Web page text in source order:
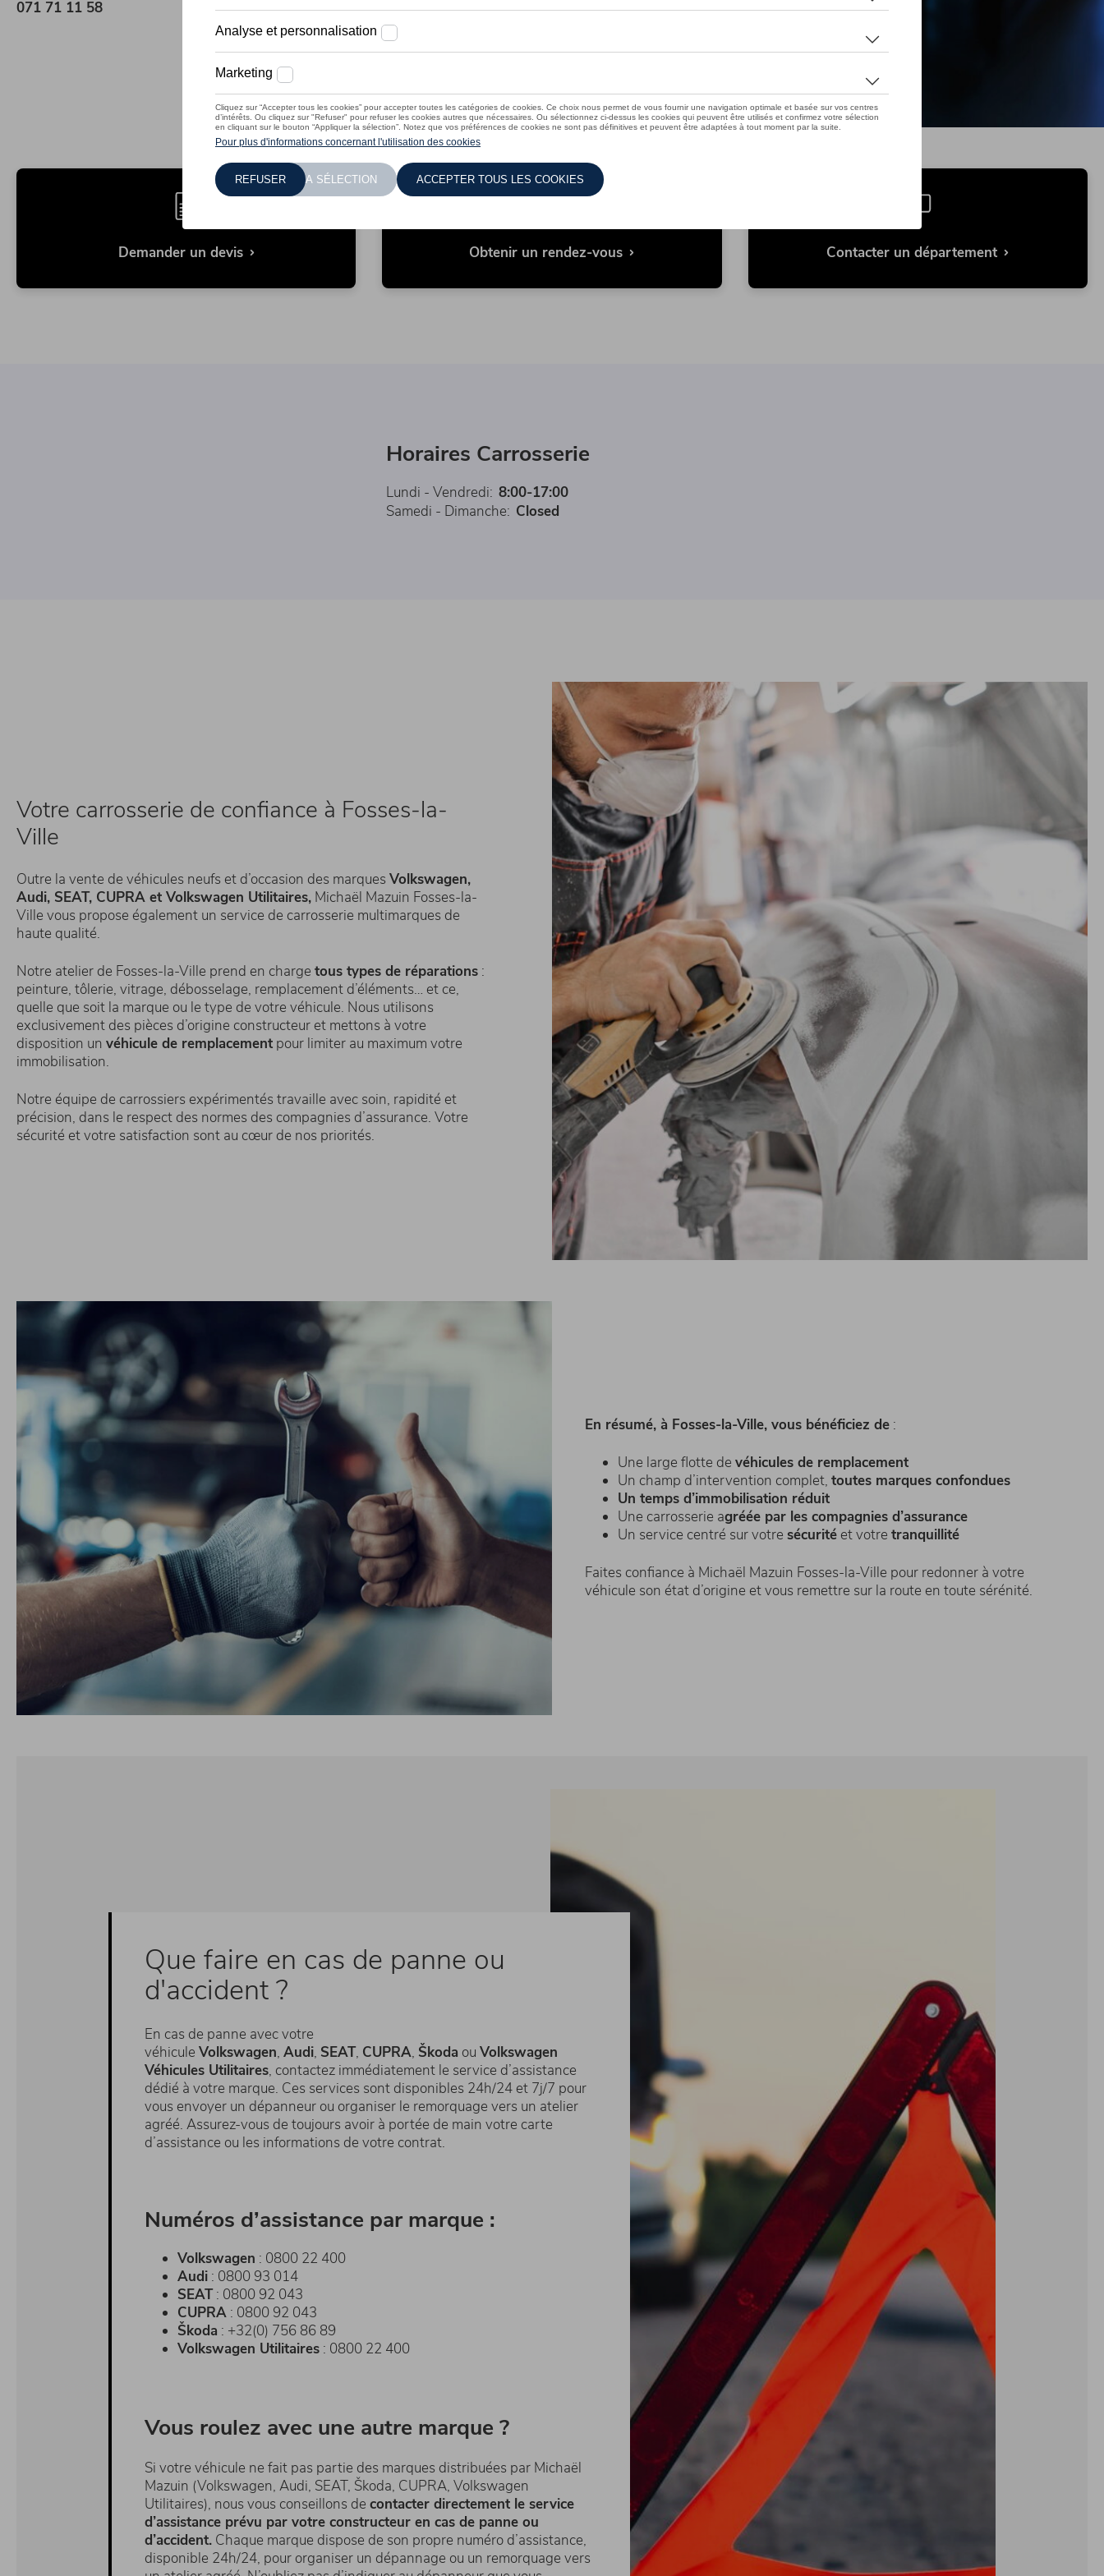
071 71 11 58
Demander un devis Obtenir un rendez-vous Contacter un département
Horaires Carrosserie
Lundi - Vendredi: 8:00-17:00
Samedi - Dimanche: Closed
Votre carrosserie de confiance à Fosses-la-
Ville
Outre la vente de véhicules neufs et d’occasion des marques Volkswagen,
Audi, SEAT, CUPRA et Volkswagen Utilitaires, Michaël Mazuin Fosses-la-
Ville vous propose également un service de carrosserie multimarques de
haute qualité.
Notre atelier de Fosses-la-Ville prend en charge tous types de réparations :
peinture, tôlerie, vitrage, débosselage, remplacement d’éléments… et ce,
quelle que soit la marque ou le type de votre véhicule. Nous utilisons
exclusivement des pièces d’origine constructeur et mettons à votre
disposition un véhicule de remplacement pour limiter au maximum votre
immobilisation.
Notre équipe de carrossiers expérimentés travaille avec soin, rapidité et
précision, dans le respect des normes des compagnies d’assurance. Votre
sécurité et votre satisfaction sont au cœur de nos priorités.
En résumé, à Fosses-la-Ville, vous bénéficiez de :
Une large flotte de véhicules de remplacement
Un champ d’intervention complet, toutes marques confondues
Un temps d’immobilisation réduit
Une carrosserie agréée par les compagnies d’assurance
Un service centré sur votre sécurité et votre tranquillité
Faites confiance à Michaël Mazuin Fosses-la-Ville pour redonner à votre
véhicule son état d’origine et vous remettre sur la route en toute sérénité.
Que faire en cas de panne ou
d'accident ?
En cas de panne avec votre
véhicule Volkswagen, Audi, SEAT, CUPRA, Škoda ou Volkswagen
Véhicules Utilitaires, contactez immédiatement le service d’assistance
dédié à votre marque. Ces services sont disponibles 24h/24 et 7j/7 pour
vous envoyer un dépanneur ou organiser le remorquage vers un atelier
agréé. Assurez-vous de toujours avoir à portée de main votre carte
d’assistance ou les informations de votre contrat.
Numéros d’assistance par marque :
Volkswagen : 0800 22 400
Audi : 0800 93 014
SEAT: 0800 92 043
CUPRA : 0800 92 043
Škoda : +32(0) 756 86 89
Volkswagen Utilitaires : 0800 22 400
Vous roulez avec une autre marque ?
Si votre véhicule ne fait pas partie des marques distribuées par Michaël
Mazuin (Volkswagen, Audi, SEAT, Škoda, CUPRA, Volkswagen
Utilitaires), nous vous conseillons de contacter directement le service
d’assistance prévu par votre constructeur en cas de panne ou
d’accident. Chaque marque dispose de son propre numéro d’assistance,
disponible 24h/24, pour organiser un dépannage ou un remorquage vers